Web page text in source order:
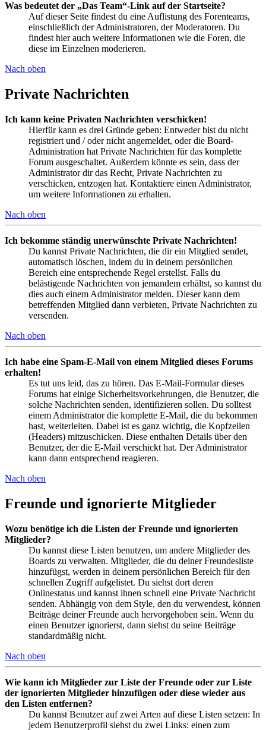
Was bedeutet der „Das Team“-Link auf der Startseite?
Auf dieser Seite findest du eine Auflistung des Forenteams,
einschließlich der Administratoren, der Moderatoren. Du
findest hier auch weitere Informationen wie die Foren, die
diese im Einzelnen moderieren.
Nach oben
Private Nachrichten
Ich kann keine Privaten Nachrichten verschicken!
Hierfür kann es drei Gründe geben: Entweder bist du nicht
registriert und / oder nicht angemeldet, oder die Board-
Administration hat Private Nachrichten für das komplette
Forum ausgeschaltet. Außerdem könnte es sein, dass der
Administrator dir das Recht, Private Nachrichten zu
verschicken, entzogen hat. Kontaktiere einen Administrator,
um weitere Informationen zu erhalten.
Nach oben
Ich bekomme ständig unerwünschte Private Nachrichten!
Du kannst Private Nachrichten, die dir ein Mitglied sendet,
automatisch löschen, indem du in deinem persönlichen
Bereich eine entsprechende Regel erstellst. Falls du
belästigende Nachrichten von jemandem erhältst, so kannst du
dies auch einem Administrator melden. Dieser kann dem
betreffenden Mitglied dann verbieten, Private Nachrichten zu
versenden.
Nach oben
Ich habe eine Spam-E-Mail von einem Mitglied dieses Forums
erhalten!
Es tut uns leid, das zu hören. Das E-Mail-Formular dieses
Forums hat einige Sicherheitsvorkehrungen, die Benutzer, die
solche Nachrichten senden, identifizieren sollen. Du solltest
einem Administrator die komplette E-Mail, die du bekommen
hast, weiterleiten. Dabei ist es ganz wichtig, die Kopfzeilen
(Headers) mitzuschicken. Diese enthalten Details über den
Benutzer, der die E-Mail verschickt hat. Der Administrator
kann dann entsprechend reagieren.
Nach oben
Freunde und ignorierte Mitglieder
Wozu benötige ich die Listen der Freunde und ignorierten
Mitglieder?
Du kannst diese Listen benutzen, um andere Mitglieder des
Boards zu verwalten. Mitglieder, die du deiner Freundesliste
hinzufügst, werden in deinem persönlichen Bereich für den
schnellen Zugriff aufgelistet. Du siehst dort deren
Onlinestatus und kannst ihnen schnell eine Private Nachricht
senden. Abhängig von dem Style, den du verwendest, können
Beiträge deiner Freunde auch hervorgehoben sein. Wenn du
einen Benutzer ignorierst, dann siehst du seine Beiträge
standardmäßig nicht.
Nach oben
Wie kann ich Mitglieder zur Liste der Freunde oder zur Liste
der ignorierten Mitglieder hinzufügen oder diese wieder aus
den Listen entfernen?
Du kannst Benutzer auf zwei Arten auf diese Listen setzen: In
jedem Benutzerprofil siehst du zwei Links: einen zum